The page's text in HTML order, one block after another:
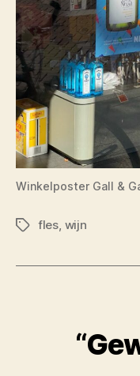
Winkelposter Gall &
Tagsfles, wijn